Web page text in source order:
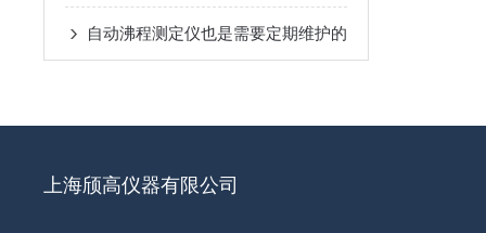
自动沸程测定仪也是需要定期维护的
上海颀高仪器有限公司